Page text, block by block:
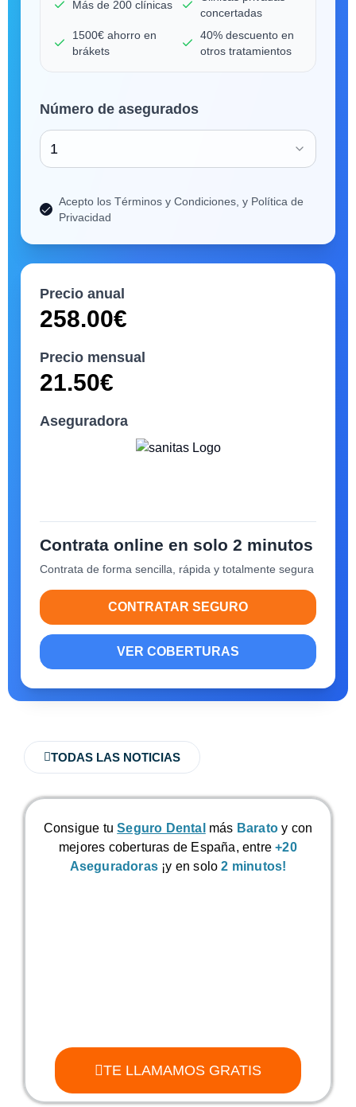
Más de 200 clínicas
concertadas
1500€ ahorro en
brákets
40% descuento en
otros tratamientos
Número de asegurados
1
Acepto los Términos y Condiciones, y Política de
Privacidad
Precio anual
258.00€
Precio mensual
21.50€
Aseguradora
Contrata online en solo 2 minutos
Contrata de forma sencilla, rápida y totalmente segura
CONTRATAR SEGURO
VER COBERTURAS
TODAS LAS NOTICIAS
Consigue tu Seguro Dental más Barato y con
mejores coberturas de España, entre+20
Aseguradoras ¡y en solo2 minutos!
TE LLAMAMOS GRATIS